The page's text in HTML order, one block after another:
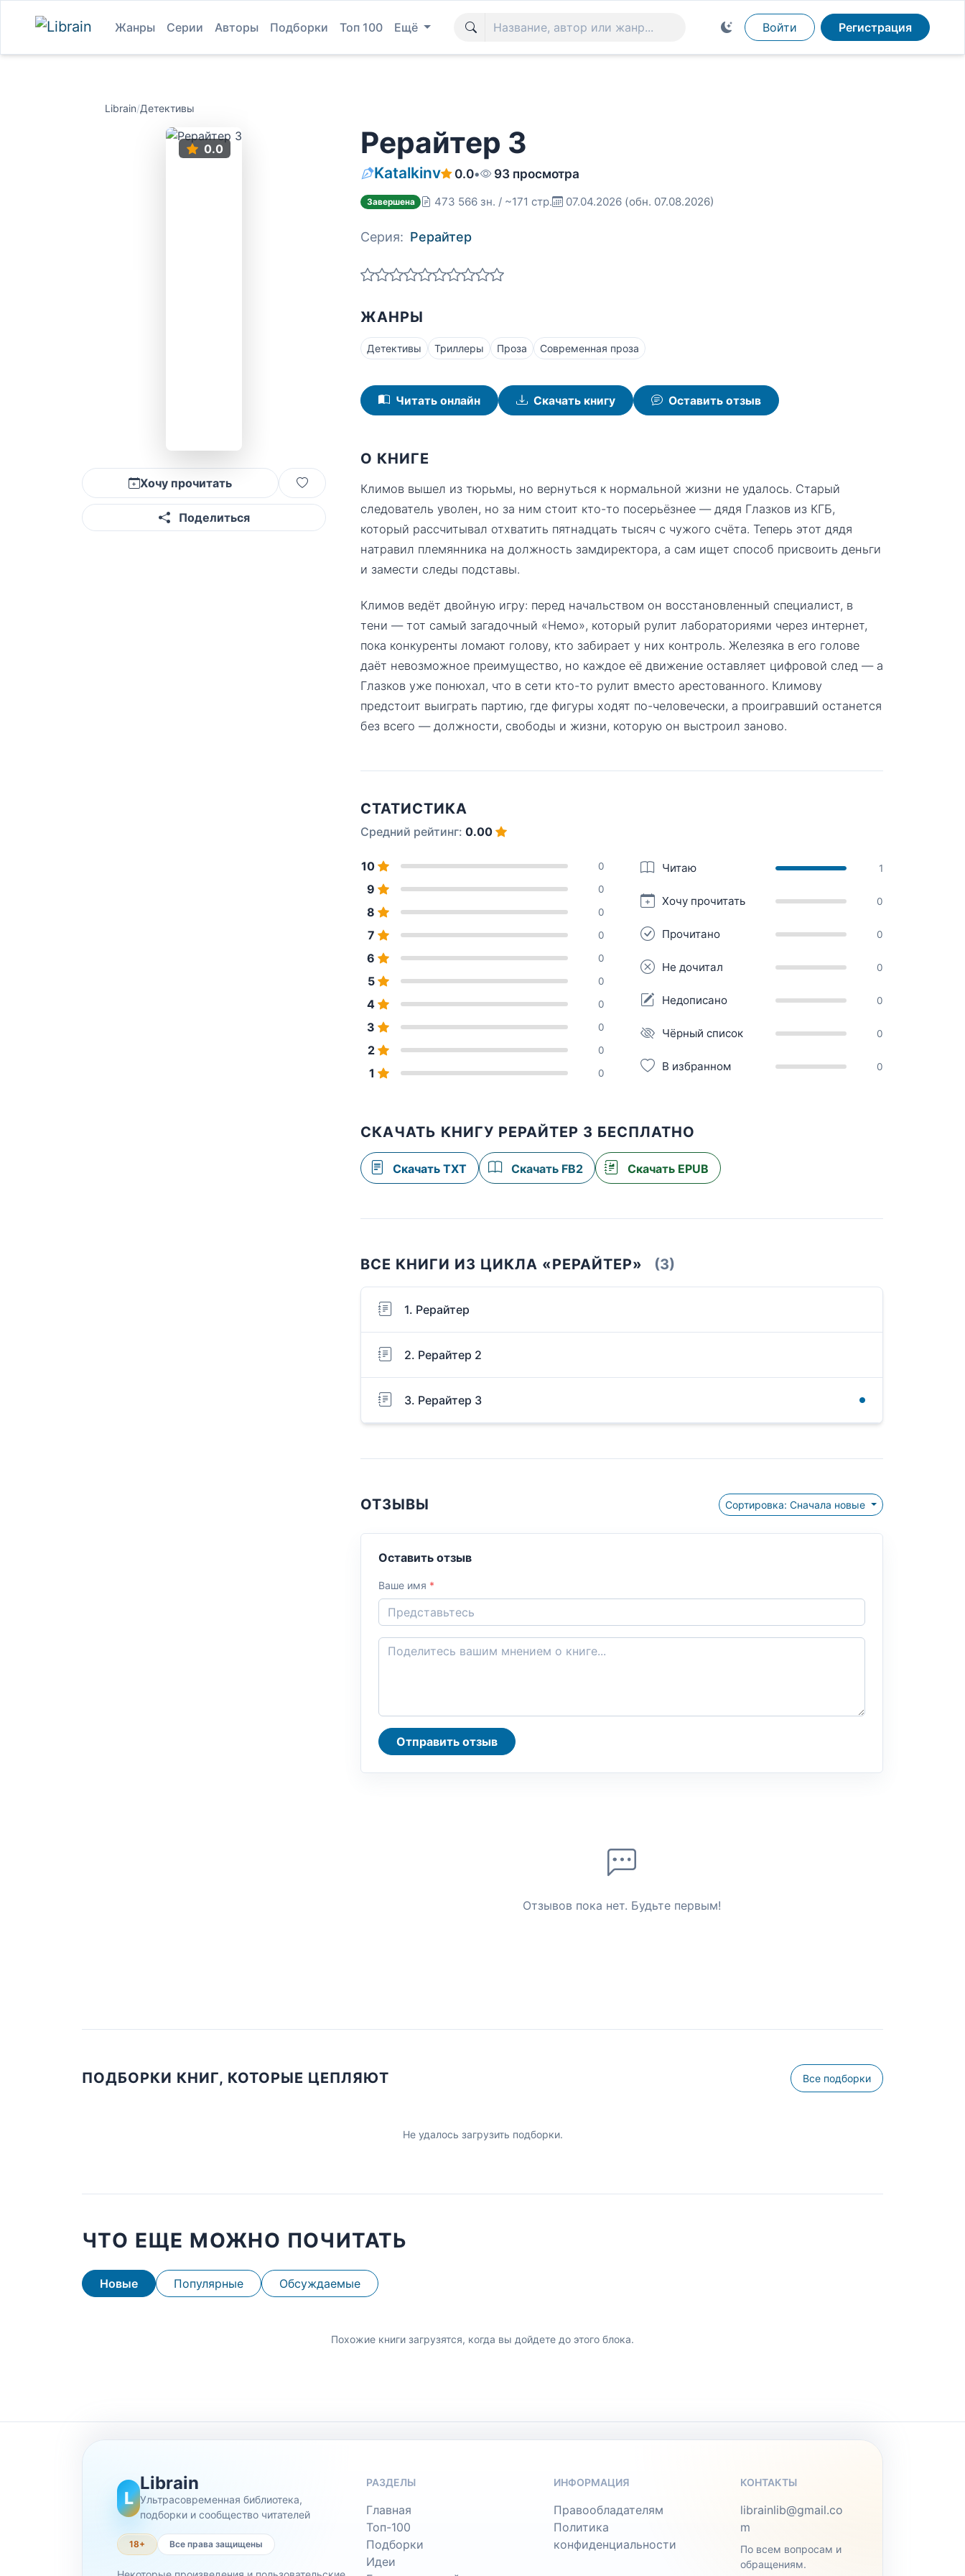
Жанры Серии Авторы Подборки Топ 100 Ещё Войти Регистрация
Librain/Детективы
0.0
Хочу прочитать
Поделиться
Рерайтер 3
Katalkinv 0.0• 93 просмотра
Завершена 473 566 зн. / ~171 стр. 07.04.2026 (обн. 07.08.2026)
Серия: Рерайтер
ЖАНРЫ
Детективы Триллеры Проза Современная проза
Читать онлайн Скачать книгу Оставить отзыв
О КНИГЕ
Климов вышел из тюрьмы, но вернуться к нормальной жизни не удалось. Старый
следователь уволен, но за ним стоит кто-то посерьёзнее — дядя Глазков из КГБ,
который рассчитывал отхватить пятнадцать тысяч с чужого счёта. Теперь этот дядя
натравил племянника на должность замдиректора, а сам ищет способ присвоить деньги
и замести следы подставы.
Климов ведёт двойную игру: перед начальством он восстановленный специалист, в
тени — тот самый загадочный «Немо», который рулит лабораториями через интернет,
пока конкуренты ломают голову, кто забирает у них контроль. Железяка в его голове
даёт невозможное преимущество, но каждое её движение оставляет цифровой след — а
Глазков уже понюхал, что в сети кто-то рулит вместо арестованного. Климову
предстоит выиграть партию, где фигуры ходят по-человечески, а проигравший останется
без всего — должности, свободы и жизни, которую он выстроил заново.
СТАТИСТИКА
Средний рейтинг: 0.00
10 0
9 0
8 0
7 0
6 0
5 0
4 0
3 0
2 0
1 0
Читаю 1
Хочу прочитать 0
Прочитано 0
Не дочитал 0
Недописано 0
Чёрный список 0
В избранном 0
СКАЧАТЬ КНИГУ РЕРАЙТЕР 3 БЕСПЛАТНО
Скачать TXT Скачать FB2 Скачать EPUB
ВСЕ КНИГИ ИЗ ЦИКЛА «РЕРАЙТЕР» (3)
1. Рерайтер
2. Рерайтер 2
3. Рерайтер 3
ОТЗЫВЫ Сортировка: Сначала новые
Оставить отзыв
Ваше имя *
Отправить отзыв
Отзывов пока нет. Будьте первым!
ПОДБОРКИ КНИГ, КОТОРЫЕ ЦЕПЛЯЮТ Все подборки
Не удалось загрузить подборки.
ЧТО ЕЩЕ МОЖНО ПОЧИТАТЬ
Новые Популярные Обсуждаемые
Похожие книги загрузятся, когда вы дойдете до этого блока.
L
Librain
Ультрасовременная библиотека,
подборки и сообщество читателей
18+ Все права защищены
РАЗДЕЛЫ
Главная
Топ-100
Подборки
Идеи
ИНФОРМАЦИЯ
Правообладателям
Политика
конфиденциальности
КОНТАКТЫ
librainlib@gmail.co
m
По всем вопросам и
обращениям.